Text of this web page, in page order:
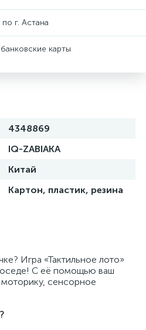
г. Астана
карты
4348869
IQ-ZABIAKA
Китай
Картон, пластик, резина
Игра «Тактильное лото»
С её помощью ваш
сенсорное